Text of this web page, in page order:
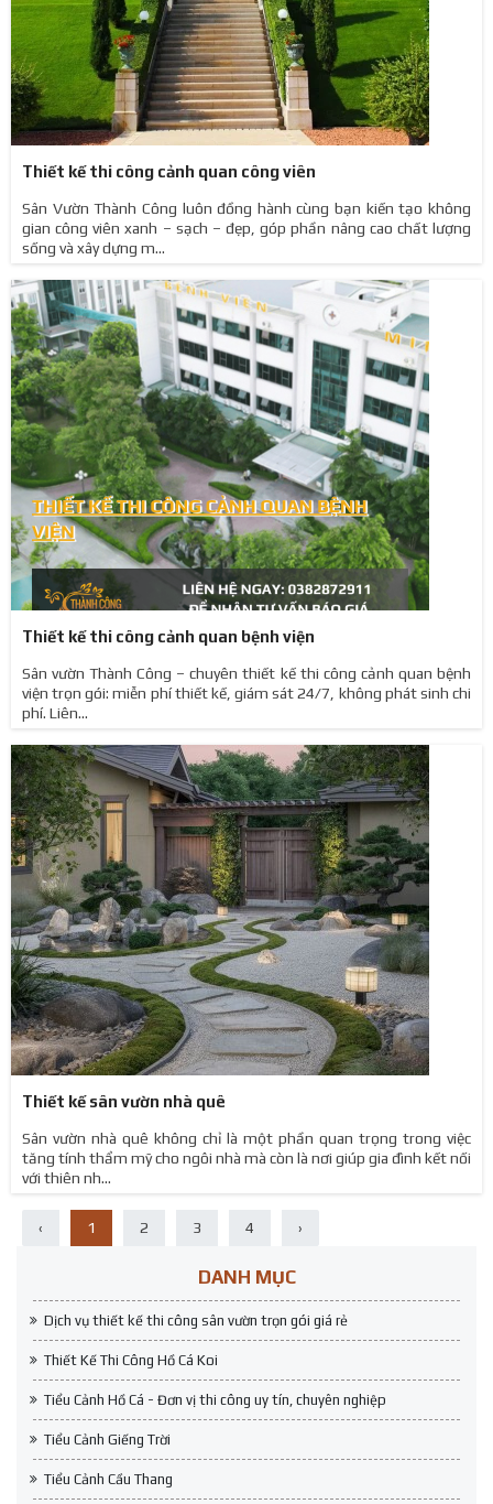
Thiết kế thi công cảnh quan công viên
Sân Vườn Thành Công luôn đồng hành cùng bạn kiến tạo không
gian công viên xanh – sạch – đẹp, góp phần nâng cao chất lượng
sống và xây dựng m...
Thiết kế thi công cảnh quan bệnh viện
Sân vườn Thành Công – chuyên thiết kế thi công cảnh quan bệnh
viện trọn gói: miễn phí thiết kế, giám sát 24/7, không phát sinh chi
phí. Liên...
Thiết kế sân vườn nhà quê
Sân vườn nhà quê không chỉ là một phần quan trọng trong việc
tăng tính thẩm mỹ cho ngôi nhà mà còn là nơi giúp gia đình kết nối
với thiên nh...
‹ 1 2 3 4 ›
DANH MỤC
Dịch vụ thiết kế thi công sân vườn trọn gói giá rẻ
Thiết Kế Thi Công Hồ Cá Koi
Tiểu Cảnh Hồ Cá - Đơn vị thi công uy tín, chuyên nghiệp
Tiểu Cảnh Giếng Trời
Tiểu Cảnh Cầu Thang